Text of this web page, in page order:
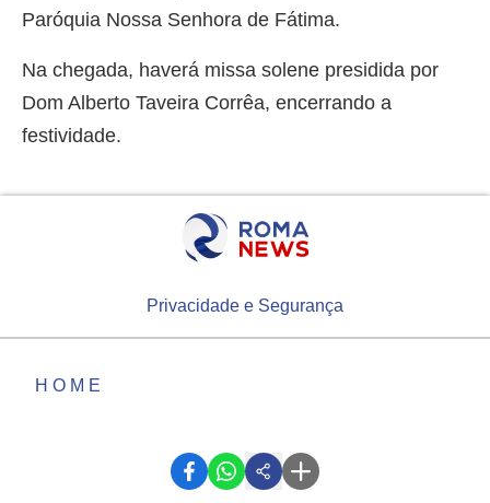
Paróquia Nossa Senhora de Fátima.
Na chegada, haverá missa solene presidida por
Dom Alberto Taveira Corrêa, encerrando a
festividade.
Privacidade e Segurança
HOME